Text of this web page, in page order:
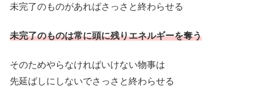
未完了のものがあればさっさと終わらせる
未完了のものは常に頭に残りエネルギーを奪う
そのためやらなければいけない物事は
先延ばしにしないでさっさと終わらせる